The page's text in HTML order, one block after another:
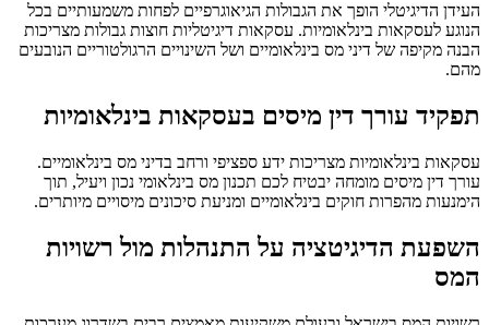
העידן הדיגיטלי הופך את הגבולות הגיאוגרפיים לפחות משמעותיים בכל
הנוגע לעסקאות בינלאומיות. עסקאות דיגיטליות חוצות גבולות מצריכות
הבנה מקיפה של דיני מס בינלאומיים ושל השינויים הרגולטוריים הנובעים
מהם.
תפקיד עורך דין מיסים בעסקאות בינלאומיות
עסקאות בינלאומיות מצריכות ידע ספציפי ורחב בדיני מס בינלאומיים.
עורך דין מיסים מומחה יבטיח לכם תכנון מס בינלאומי נכון ויעיל, תוך
הימנעות מהפרות חוקים בינלאומיים ומניעת סיכונים מיסויים מיותרים.
השפעת הדיגיטציה על התנהלות מול רשויות
המס